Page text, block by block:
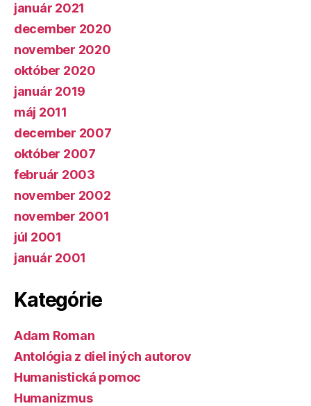
január 2021
december 2020
november 2020
október 2020
január 2019
máj 2011
december 2007
október 2007
február 2003
november 2002
november 2001
júl 2001
január 2001
Kategórie
Adam Roman
Antológia z diel iných autorov
Humanistická pomoc
Humanizmus